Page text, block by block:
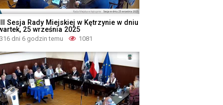
Sesja Rady Miejskiej w Kętrzynie w dniu
25 września 2025
316 dni 6 godzin temu 1081